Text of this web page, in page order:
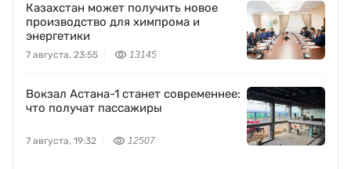
Казахстан может получить новое
производство для химпрома и
энергетики
7 августа, 23:55 13145
Вокзал Астана-1 станет современнее:
что получат пассажиры
7 августа, 19:32 12507